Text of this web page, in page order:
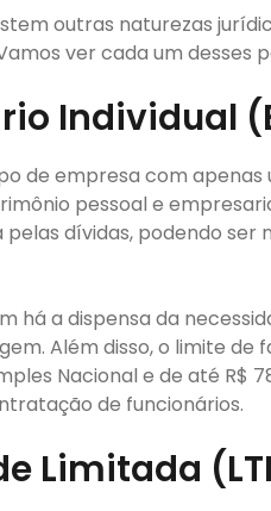
outras naturezas
ver cada um desses
Individual
de empresa com apenas
pessoal e
dívidas, podendo
há a dispensa da
Além disso, o limite de
Nacional e de até R$
de funcionários.
Limitada